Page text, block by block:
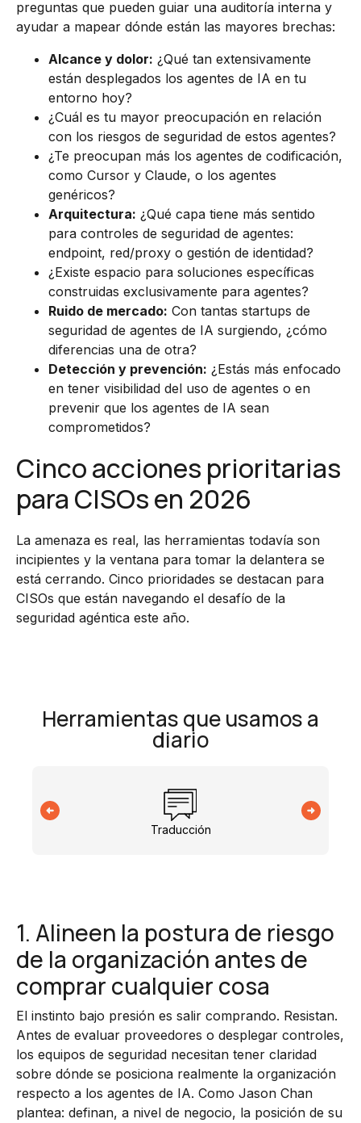
preguntas que pueden guiar una auditoría interna y
ayudar a mapear dónde están las mayores brechas:
Alcance y dolor: ¿Qué tan extensivamente
están desplegados los agentes de IA en tu
entorno hoy?
¿Cuál es tu mayor preocupación en relación
con los riesgos de seguridad de estos agentes?
¿Te preocupan más los agentes de codificación,
como Cursor y Claude, o los agentes
genéricos?
Arquitectura: ¿Qué capa tiene más sentido
para controles de seguridad de agentes:
endpoint, red/proxy o gestión de identidad?
¿Existe espacio para soluciones específicas
construidas exclusivamente para agentes?
Ruido de mercado: Con tantas startups de
seguridad de agentes de IA surgiendo, ¿cómo
diferencias una de otra?
Detección y prevención: ¿Estás más enfocado
en tener visibilidad del uso de agentes o en
prevenir que los agentes de IA sean
comprometidos?
Cinco acciones prioritarias
para CISOs en 2026
La amenaza es real, las herramientas todavía son
incipientes y la ventana para tomar la delantera se
está cerrando. Cinco prioridades se destacan para
CISOs que están navegando el desafío de la
seguridad agéntica este año.
Herramientas que usamos a
diario
Traducción
1. Alineen la postura de riesgo
de la organización antes de
comprar cualquier cosa
El instinto bajo presión es salir comprando. Resistan.
Antes de evaluar proveedores o desplegar controles,
los equipos de seguridad necesitan tener claridad
sobre dónde se posiciona realmente la organización
respecto a los agentes de IA. Como Jason Chan
plantea: definan, a nivel de negocio, la posición de su